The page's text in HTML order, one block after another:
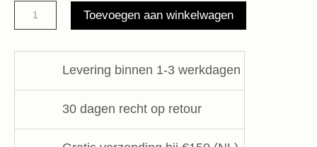
banana
pants
Toevoegen aan winkelwagen
Levering binnen 1-3 werkdagen
30 dagen recht op retour